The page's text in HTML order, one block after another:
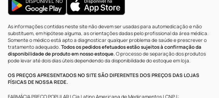
As informações contidas neste site não devem ser usadas para automedicação e não
substituem, em hipótese alguma, as orientações dadas pelo profissional da área médica.
Somente o médico está apto a diagnosticar qualquer problema de saúde e prescrever o
tratamento adequado. Todos os pedidos efetuados estão sujeitos à confirmação da
disponibilidade de produto em nosso estoque.O processo de separação dos produtos
pode levar até dois dias úteis dependendo da disponibilidade do estoque em loja.
OS PREÇOS APRESENTADOS NO SITE SÃO DIFERENTES DOS PREÇOS DAS LOJAS
FÍSICAS DE NOSSA REDE.
FARMÁCIA PREÇO POPULAR | Cia Latino Americana de Medicamentos | CNPJ: